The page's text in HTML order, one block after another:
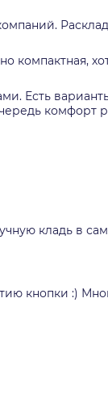
компактная,
Есть
комфорт
кладь в
кнопки :)